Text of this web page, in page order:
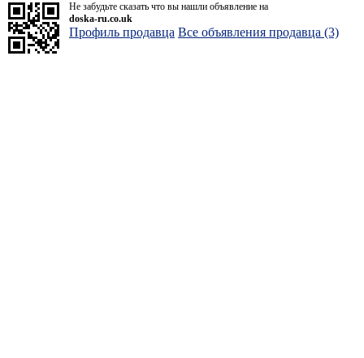
Не забудьте сказать что вы нашли объявление на
doska-ru.co.uk
Профиль продавца Все объявления продавца (3)